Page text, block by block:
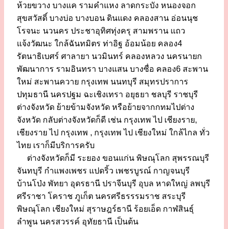
ห้วยขวาง บางแค รามคำแหง ลาดกระบัง หนองจอก
สุขสวัสดิ์ บางบ่อ บางบอน ดินแดง คลองสาน อ่อนนุช
โรจนะ นวนคร ประชาอุทิศทุ่งครุ สามพราน แถว
แจ้งวัฒนะ ใกล้ฉันทมิตร ท่าอิฐ อ้อมน้อย คลอง4
รัตนาธิเบศร์ ศาลายา นวมินทร์ คลองหลวง นครนายก
พัฒนาการ รามอินทรา บางแสน บางซื่อ คลอง6 สะพาน
ใหม่ สะพานควาย กรุงเทพ นนทบุรี สมุทรปราการ
ปทุมธานี นครปฐม ฉะเชิงเทรา อยุธยา ชลบุรี ราชบุรี
ต่างจังหวัด ย้ายข้ามจังหวัด หรือย้ายจากกทมไปต่าง
จังหวัด กลับต่างจังหวัดก็ดี เช่น กรุงเทพ ไป เชียงราย,
เชียงราย ไป กรุงเทพ , กรุงเทพ ไป เชียงใหม่ ใกล้ไกล ทั่ว
ไทย เราก็มีบริการครับ
ต่างจังหวัดก็มี ระยอง ขอนแก่น พิษณุโลก สุพรรณบุรี
จันทบุรี กำแพงเพชร แปดริ้ว เพชรบูรณ์ กาญจนบุรี
บ้านโป่ง พัทยา อุดรธานี ปราจีนบุรี อุบล หาดใหญ่ ลพบุรี
ศรีราชา โคราช ภูเก็ต นครศรีธรรรมราช สระบุรี
พิษณุโลก เชียงใหม่ สุราษฎร์ธานี ร้อยเอ็ด กาฬสินธุ์
ลำพูน นครสวรรค์ อุทัยธานี เป็นต้น